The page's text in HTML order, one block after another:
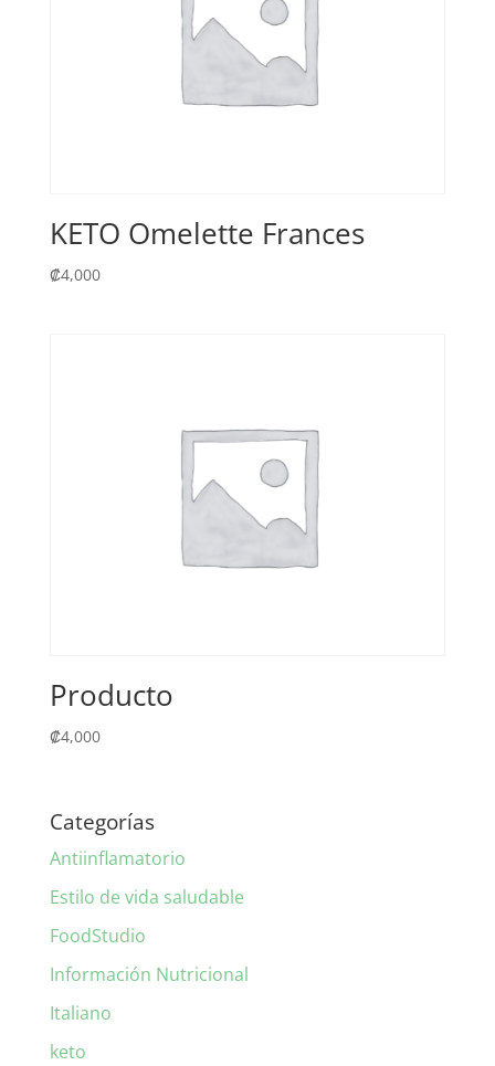
KETO Omelette Frances
₡4,000
Producto
₡4,000
Categorías
Antiinflamatorio
Estilo de vida saludable
FoodStudio
Información Nutricional
Italiano
keto